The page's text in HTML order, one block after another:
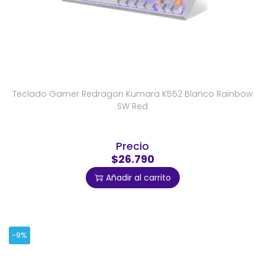
Teclado Gamer Redragon Kumara K552 Blanco Rainbow
SW Red
Precio
$26.790
Añadir al carrito
-9%